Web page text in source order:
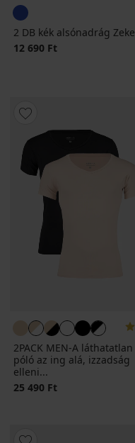
2 DB kék alsónadrág Zeke
12 690 Ft
2PACK MEN-A láthatatlan
póló az ing alá, izzadság
elleni...
25 490 Ft